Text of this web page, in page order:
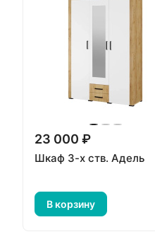
23 000 ₽
Шкаф 3-х ств. Адель
В корзину